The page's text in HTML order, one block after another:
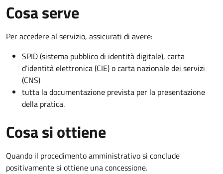
Cosa serve
Per accedere al servizio, assicurati di avere:
SPID (sistema pubblico di identità digitale), carta
d’identità elettronica (CIE) o carta nazionale dei servizi
(CNS)
tutta la documentazione prevista per la presentazione
della pratica.
Cosa si ottiene
Quando il procedimento amministrativo si conclude
positivamente si ottiene una concessione.